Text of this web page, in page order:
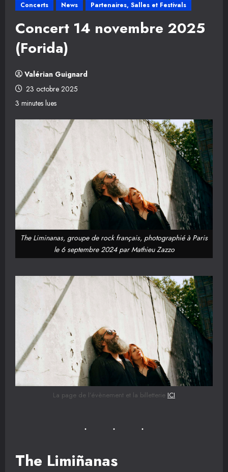
Concerts News Partenaires, Salles et Festivals
Concert 14 novembre 2025
(Forida)
Valérian Guignard
23 octobre 2025
3 minutes lues
The Liminanas, groupe de rock français, photographié à Paris
le 6 septembre 2024 par Mathieu Zazzo
La page de l’évènement et la billetterie ICI
The Limiñanas